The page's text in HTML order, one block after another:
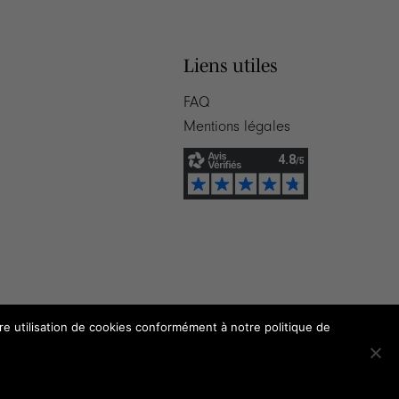
Liens utiles
FAQ
Mentions légales
utilisation de cookies conformément à notre politique de